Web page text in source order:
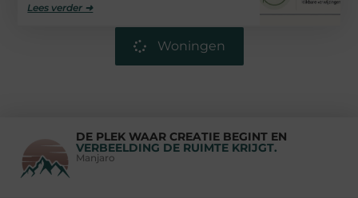
Lees verder ➜
Woningen
DE PLEK WAAR CREATIE BEGINT EN
VERBEELDING DE RUIMTE KRIJGT.
Manjaro